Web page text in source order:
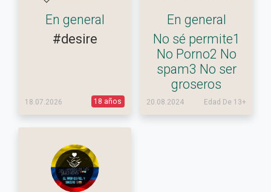
En general
#desire
18.07.2026 18 años
En general
No sé permite1
No Porno2 No
spam3 No ser
groseros
20.08.2024 Edad De 13+